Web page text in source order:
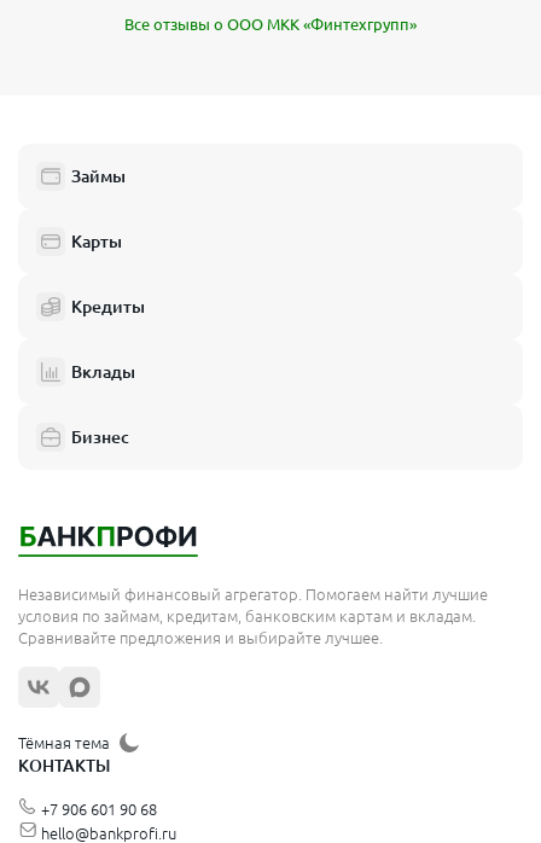
Все отзывы о ООО МКК «Финтехгрупп»
Займы
Карты
Кредиты
Вклады
Бизнес
Независимый финансовый агрегатор. Помогаем найти лучшие
условия по займам, кредитам, банковским картам и вкладам.
Сравнивайте предложения и выбирайте лучшее.
Тёмная тема
КОНТАКТЫ
+7 906 601 90 68
hello@bankprofi.ru